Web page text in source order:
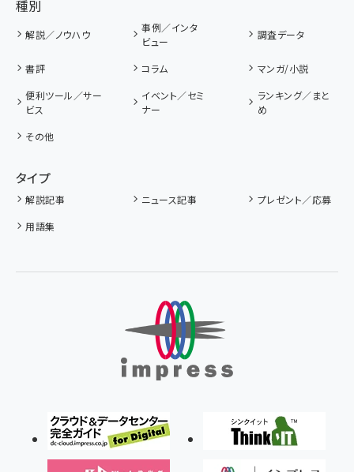
種別
解説／ノウハウ
事例／インタ
ビュー
調査データ
書評 コラム
マンガ/小説
便利ツール／サー
ビス
イベント／セミ
ナー
ランキング／まと
め
その他
タイプ
解説記事 ニュース記事
プレゼント／応募
用語集